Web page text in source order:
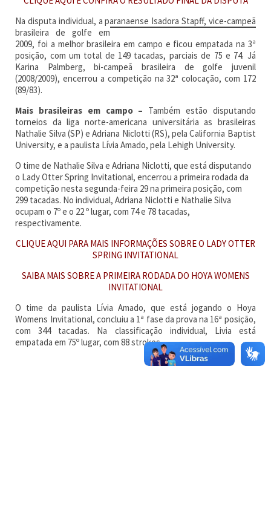
Na disputa individual, a paranaense Isadora Stapff, vice-campeã
brasileira de golfe em
2009, foi a melhor brasileira em campo e ficou empatada na 3ª
posição, com um total de 149 tacadas, parciais de 75 e 74. Já
Karina Palmberg, bi-campeã brasileira de golfe juvenil
(2008/2009), encerrou a competição na 32ª colocação, com 172
(89/83).
Mais brasileiras em campo – Também estão disputando
torneios da liga norte-americana universitária as brasileiras
Nathalie Silva (SP) e Adriana Niclotti (RS), pela California Baptist
University, e a paulista Lívia Amado, pela Lehigh University.
O time de Nathalie Silva e Adriana Niclotti, que está disputando
o Lady Otter Spring Invitational, encerrou a primeira rodada da
competição nesta segunda-feira 29 na primeira posição, com
299 tacadas. No individual, Adriana Niclotti e Nathalie Silva
ocupam o 7º e o 22 º lugar, com 74 e 78 tacadas,
respectivamente.
CLIQUE AQUI PARA MAIS INFORMAÇÕES SOBRE O LADY OTTER
SPRING INVITATIONAL
SAIBA MAIS SOBRE A PRIMEIRA RODADA DO HOYA WOMENS
INVITATIONAL
O time da paulista Lívia Amado, que está jogando o Hoya
Womens Invitational, concluiu a 1ª fase da prova na 16ª posição,
com 344 tacadas. Na classificação individual, Livia está
empatada em 75º lugar, com 88 strokes.